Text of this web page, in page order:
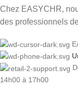
Chez EASYCHR,
des professionnels
14h00 à 17h00